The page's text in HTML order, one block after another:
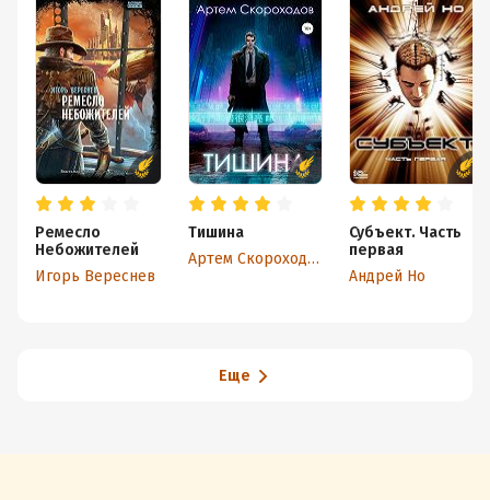
Ремесло
Небожителей
Игорь Вереснев
Тишина
Артем Скороходов
Субъект. Часть
первая
Андрей Но
Еще